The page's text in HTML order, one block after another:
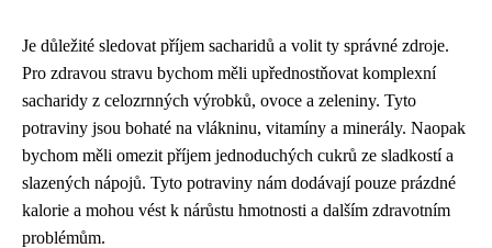
Je důležité sledovat příjem sacharidů a volit ty správné zdroje.
Pro zdravou stravu bychom měli upřednostňovat komplexní
sacharidy z celozrnných výrobků, ovoce a zeleniny. Tyto
potraviny jsou bohaté na vlákninu, vitamíny a minerály. Naopak
bychom měli omezit příjem jednoduchých cukrů ze sladkostí a
slazených nápojů. Tyto potraviny nám dodávají pouze prázdné
kalorie a mohou vést k nárůstu hmotnosti a dalším zdravotním
problémům.